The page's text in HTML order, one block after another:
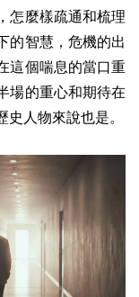
怎麼樣疏通和梳理
的智慧，危機的出
這個喘息的當口重
場的重心和期待在
人物來說也是。